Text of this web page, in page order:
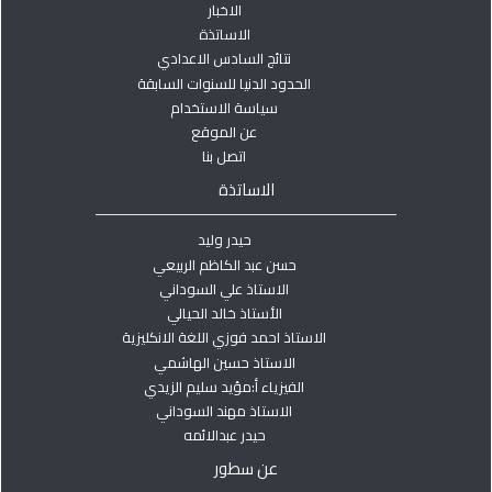
الاخبار
الاساتذة
نتائج السادس الاعدادي
الحدود الدنيا للسنوات السابقة
سياسة الاستخدام
عن الموقع
اتصل بنا
الاساتذة
حيدر وليد
حسن عبد الكاظم الربيعي
الاستاذ علي السوداني
الأستاذ خالد الحيالي
الاستاذ احمد فوزي اللغة الانكليزية
الاستاذ حسين الهاشمي
الفيزياء أ:مؤيد سليم الزيدي
الاستاذ مهند السوداني
حيدر عبدالائمه
عن سطور